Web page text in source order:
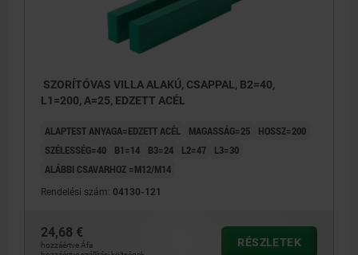
SZORÍTÓVAS VILLA ALAKÚ, CSAPPAL, B2=40,
L1=200, A=25, EDZETT ACÉL
ALAPTEST ANYAGA=EDZETT ACÉL MAGASSÁG=25
HOSSZ=200
SZÉLESSÉG=40
B1=14 B3=24 L2=47
L3=30
ALÁBBI CSAVARHOZ =M12/M14
Rendelési szám: 04130-121
24,68 €
hozzáértve Áfa
RÉSZLETEK